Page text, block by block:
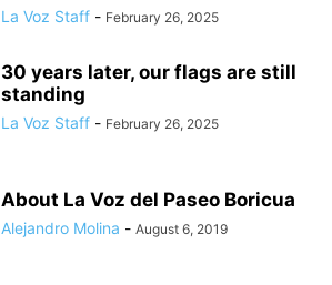
La Voz Staff - February 26, 2025
30 years later, our flags are still
standing
La Voz Staff - February 26, 2025
About La Voz del Paseo Boricua
Alejandro Molina - August 6, 2019